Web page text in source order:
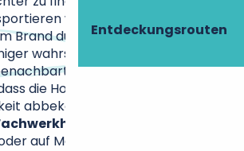
Entdeckungsrouten
waren. Vor allem aber
Brand durch die kurzen
wahrscheinlich, dass die
Häuser übergriffen. Um
die Holzbalken
abbekommen,
auf eine
auf Mauerwerkselemente.